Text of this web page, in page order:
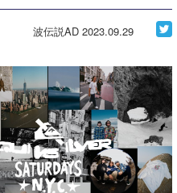
波予想ツール
リアガイド
波伝説AD 2023.09.29
ン/グッズ
ンタメ
報